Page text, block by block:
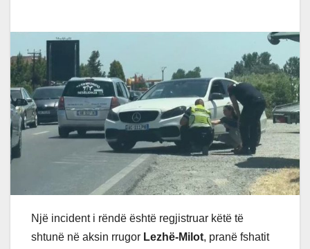
Një incident i rëndë është regjistruar këtë të
shtunë në aksin rrugor Lezhë-Milot, pranë fshatit